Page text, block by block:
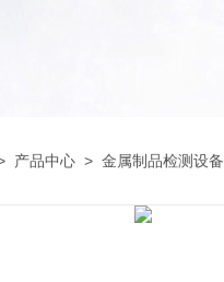
产品中心 > 金属制品检测设备